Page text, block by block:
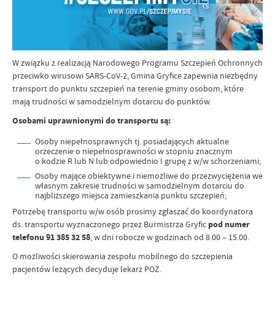
W związku z realizacją Narodowego Programu Szczepień Ochronnych
przeciwko wirusowi SARS-CoV-2, Gmina Gryfice zapewnia niezbędny
transport do punktu szczepień na terenie gminy osobom, które
mają trudności w samodzielnym dotarciu do punktów.
Osobami uprawnionymi do transportu są:
Osoby niepełnosprawnych tj. posiadających aktualne
orzeczenie o niepełnosprawności w stopniu znacznym
o kodzie R lub N lub odpowiednio I grupę z w/w schorzeniami;
Osoby mające obiektywne i niemożliwe do przezwyciężenia we
własnym zakresie trudności w samodzielnym dotarciu do
najbliższego miejsca zamieszkania punktu szczepień;
Potrzebę transportu w/w osób prosimy zgłaszać do koordynatora
ds. transportu wyznaczonego przez Burmistrza Gryfic pod numer
telefonu 91 385 32 58, w dni robocze w godzinach od 8.00 – 15.00.
O możliwości skierowania zespołu mobilnego do szczepienia
pacjentów leżących decyduje lekarz POZ.